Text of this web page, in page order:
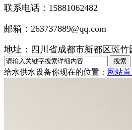
联系电话：15881062482
邮箱：263737889@qq.com
地址：四川省成都市新都区斑竹
给水供水设备你现在的位置： 网站